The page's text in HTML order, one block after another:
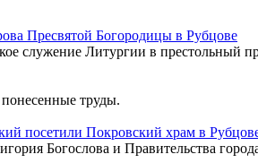
Пресвятой Богородицы в Рубцове
служение Литургии в престольный
труды.
посетили Покровский храм в
Богослова и Правительства